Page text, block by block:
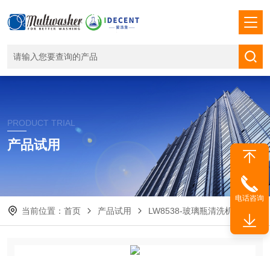
PRODUCT TRIAL
产品试用
当前位置： 首页 产品试用 LW8538-玻璃瓶清洗机
电话咨询